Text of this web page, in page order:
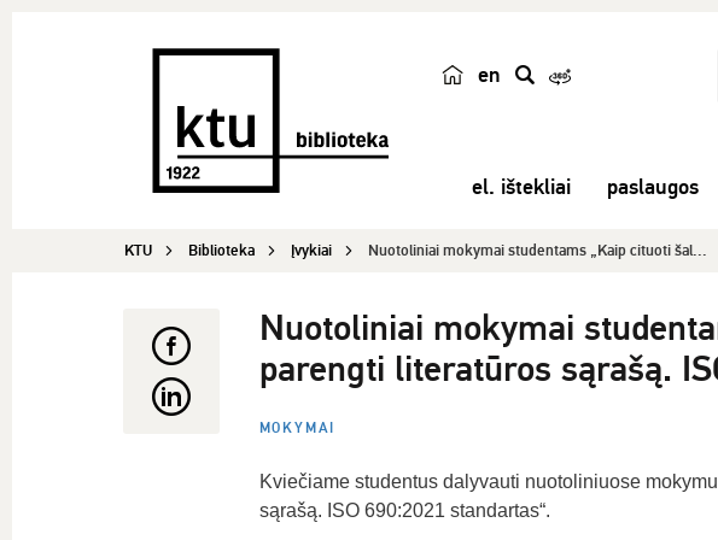
en
e
k
el. ištekliai paslaugos
KTU Biblioteka Įvykiai Nuotoliniai mokymai studentams „Kaip cituoti šal...
Nuotoliniai mokymai
parengti literatūros sąrašą.
MOKYMAI
Kviečiame studentus dalyvauti nuotoliniuose
sąrašą. ISO 690:2021 standartas“.